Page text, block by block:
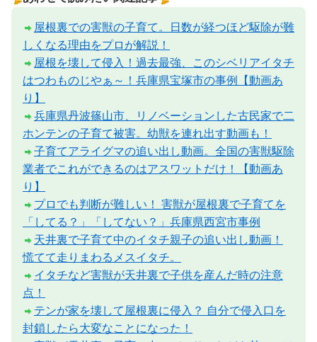
屋根裏での害獣の子育て。日数が経つほど駆除が難
しくなる理由をプロが解説！
屋根を壊して侵入！過去最強、このシベリアイタチ
はつわものじやぁ～！兵庫県宝塚市の事例【動画あ
り】
兵庫県丹波篠山市、リノベーションした古民家で二
ホンテンの子育て被害。幼獣を連れ出す動画も！
子育てアライグマの追い出し動画。全国の害獣駆除
業者でこれができるのはアスワットだけ！【動画あ
り】
プロでも判断が難しい！ 害獣が屋根裏で子育てを
「してる？」「してない？」兵庫県西宮市事例
天井裏で子育て中のイタチ親子の追い出し動画！
慌てて走りまわるメスイタチ。
イタチなど害獣が天井裏で子供を産んだ時の注意
点！
テンが家を壊して屋根裏に侵入？ 自分で侵入口を
封鎖したら大変なことになった！